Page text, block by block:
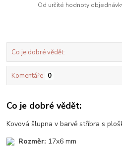
Od určité hodnoty
Co je dobré vědět:
Komentáře 0
Co je dobré vědět:
Kovová šlupna v barvě stříbra s
Rozměr: 17x6 mm